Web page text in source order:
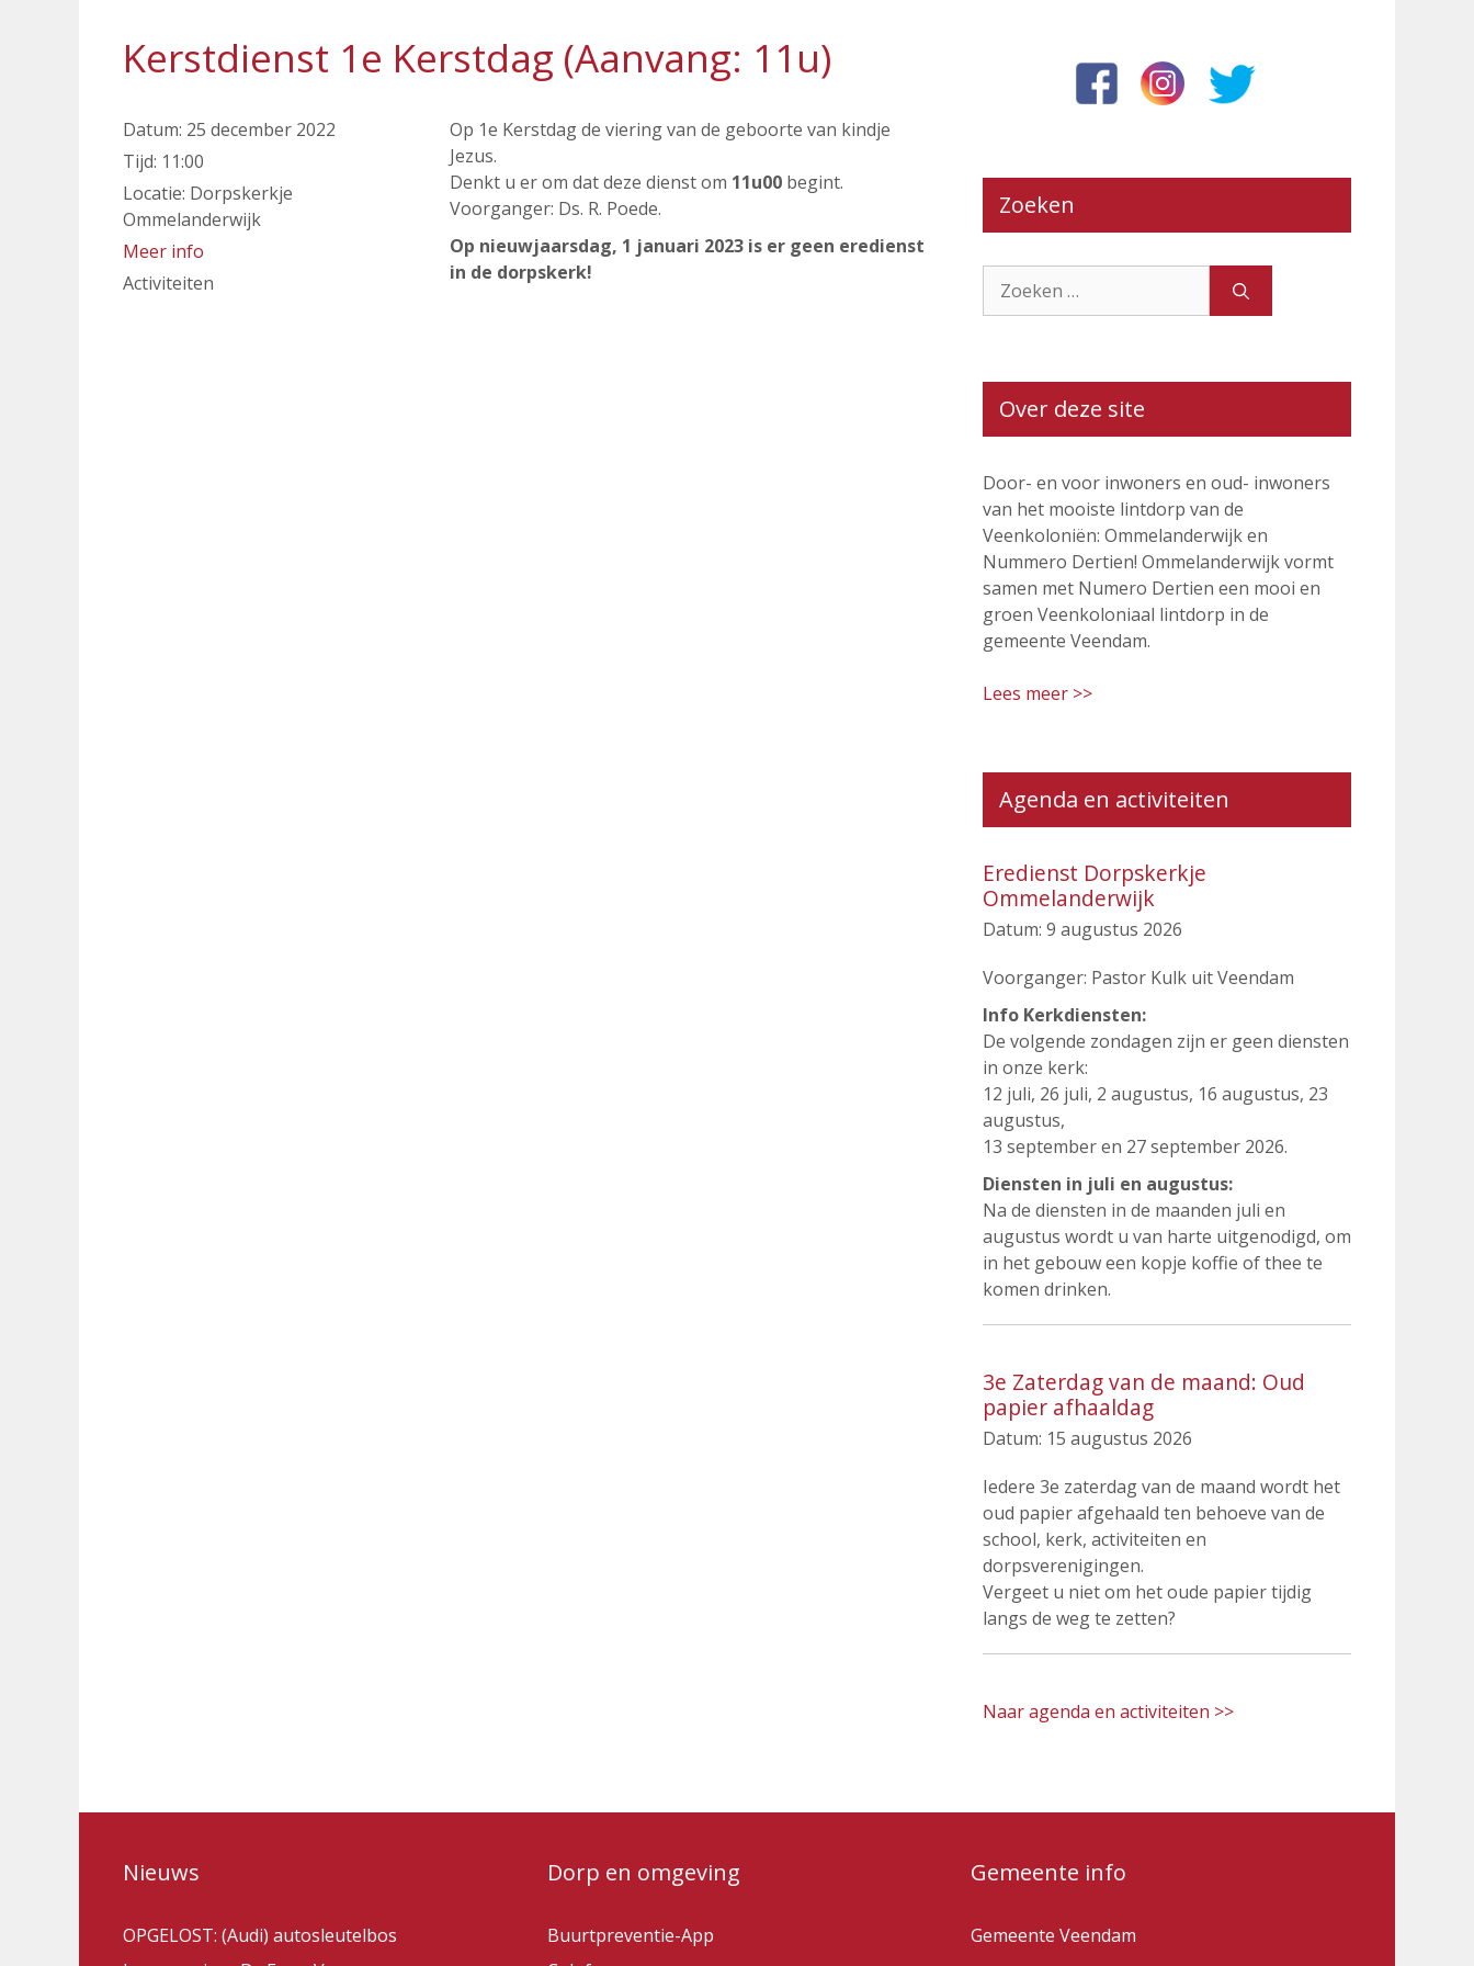
Kerstdienst 1e Kerstdag (Aanvang: 11u)
Datum: 25 december 2022
Tijd: 11:00
Locatie: Dorpskerkje
Ommelanderwijk
Meer info
Activiteiten
Op 1e Kerstdag de viering van de geboorte van kindje
Jezus.
Denkt u er om dat deze dienst om 11u00begint.
Voorganger: Ds. R. Poede.
Op nieuwjaarsdag, 1 januari 2023 is er geen eredienst
in de dorpskerk!
Zoeken
naar:
Over deze site
Door- en voor inwoners en oud- inwoners
van het mooiste lintdorp van de
Veenkoloniën: Ommelanderwijk en
Nummero Dertien! Ommelanderwijk vormt
samen met Numero Dertien een mooi en
groen Veenkoloniaal lintdorp in de
gemeente Veendam.
Lees meer >>
Agenda en activiteiten
Eredienst Dorpskerkje
Ommelanderwijk
Datum: 9 augustus 2026
Voorganger: Pastor Kulk uit Veendam
Info Kerkdiensten:
De volgende zondagen zijn er geen diensten
in onze kerk:
12 juli, 26 juli, 2 augustus, 16 augustus, 23
augustus,
13 september en 27 september 2026.
Diensten in juli en augustus:
Na de diensten in de maanden juli en
augustus wordt u van harte uitgenodigd, om
in het gebouw een kopje koffie of thee te
komen drinken.
3e Zaterdag van de maand: Oud
papier afhaaldag
Datum: 15 augustus 2026
Iedere 3e zaterdag van de maand wordt het
oud papier afgehaald ten behoeve van de
school, kerk, activiteiten en
dorpsverenigingen.
Vergeet u niet om het oude papier tijdig
langs de weg te zetten?
Naar agenda en activiteiten >>
Nieuws
OPGELOST: (Audi) autosleutelbos
Dorp en omgeving
Buurtpreventie-App
Gemeente info
Gemeente Veendam